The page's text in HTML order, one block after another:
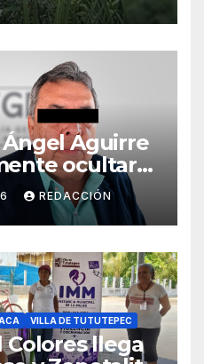
territorial
Ángel Aguirre
ocultar
REDACCIÓN
VILLA DE TUTUTEPEC
Colores llega